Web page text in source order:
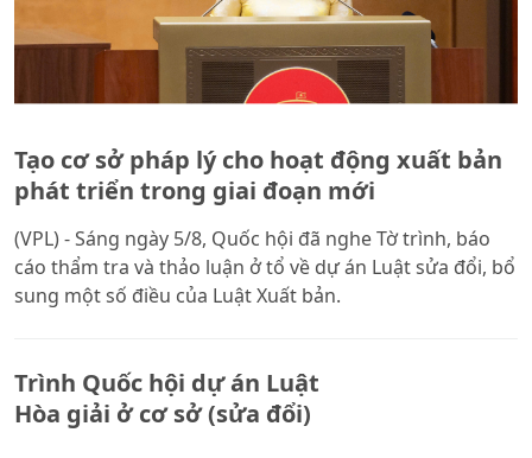
Tạo cơ sở pháp lý cho hoạt động xuất bản
phát triển trong giai đoạn mới
(VPL) - Sáng ngày 5/8, Quốc hội đã nghe Tờ trình, báo
cáo thẩm tra và thảo luận ở tổ về dự án Luật sửa đổi, bổ
sung một số điều của Luật Xuất bản.
Trình Quốc hội dự án Luật
Hòa giải ở cơ sở (sửa đổi)